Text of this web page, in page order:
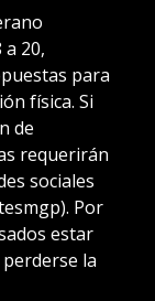
20,
para
física. Si
de
requerirán
sociales
Por
estar
la